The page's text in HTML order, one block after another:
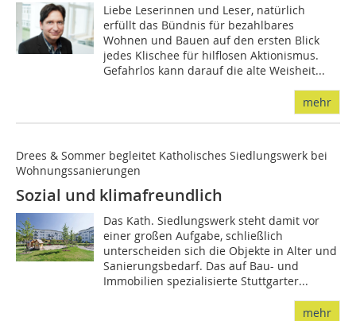
Liebe Leserinnen und Leser, natürlich
erfüllt das Bündnis für bezahlbares
Wohnen und Bauen auf den ersten Blick
jedes Klischee für hilflosen Aktionismus.
Gefahrlos kann darauf die alte Weisheit...
mehr
Drees & Sommer begleitet Katholisches Siedlungswerk bei
Wohnungssanierungen
Sozial und klimafreundlich
Das Kath. Siedlungswerk steht damit vor
einer großen Aufgabe, schließlich
unterscheiden sich die Objekte in Alter und
Sanierungsbedarf. Das auf Bau- und
Immobilien spezialisierte Stuttgarter...
mehr